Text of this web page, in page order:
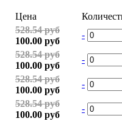
Цена
528.54 руб
100.00 руб
-
528.54 руб
100.00 руб
-
528.54 руб
100.00 руб
-
528.54 руб
100.00 руб
-